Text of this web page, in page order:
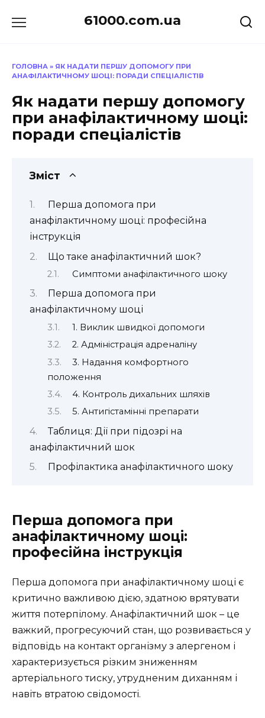
до
61000.com.ua
ГОЛОВНА » ЯК НАДАТИ ПЕРШУ ДОПОМОГУ ПРИ
АНАФІЛАКТИЧНОМУ ШОЦІ: ПОРАДИ СПЕЦІАЛІСТІВ
Як надати першу допомогу
при анафілактичному шоці:
поради спеціалістів
Зміст
Перша допомога при
анафілактичному шоці: професійна
інструкція
Що таке анафілактичний шок?
Симптоми анафілактичного шоку
Перша допомога при
анафілактичному шоці
1. Виклик швидкої допомоги
2. Адміністрація адреналіну
3. Надання комфортного
положення
4. Контроль дихальних шляхів
5. Антигістамінні препарати
Таблиця: Дії при підозрі на
анафілактичний шок
Профілактика анафілактичного шоку
Перша допомога при
анафілактичному шоці:
професійна інструкція
Перша допомога при анафілактичному шоці є
критично важливою дією, здатною врятувати
життя потерпілому. Анафілактичний шок – це
важкий, прогресуючий стан, що розвивається у
відповідь на контакт організму з алергеном і
характеризується різким зниженням
артеріального тиску, утрудненим диханням і
навіть втратою свідомості.